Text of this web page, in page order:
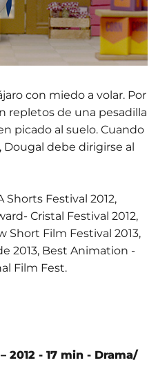
con miedo a volar. Por
repletos de una pesadilla
picado al suelo. Cuando
Dougal debe dirigirse al
Festival 2012,
Cristal Festival 2012,
Short Film Festival 2013,
2013, Best Animation -
Film Fest.
2012 - 17 min - Drama/